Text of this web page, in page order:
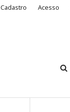
Cadastro Acesso